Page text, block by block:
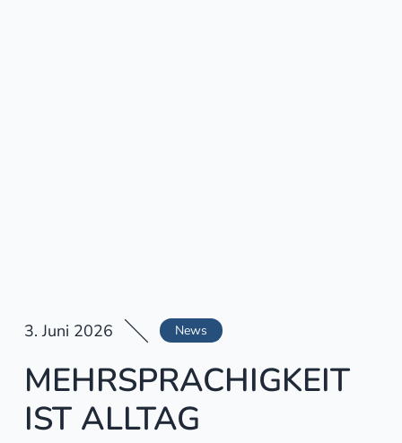
3. Juni 2026 News
MEHRSPRACHIGKEIT
IST ALLTAG